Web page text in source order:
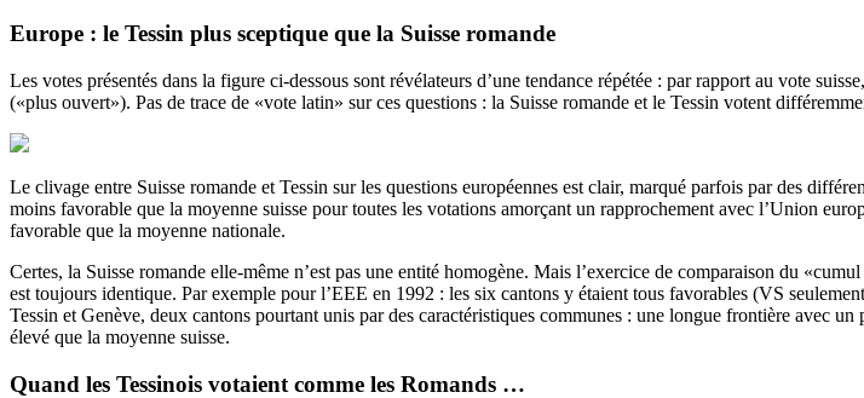
Europe : le Tessin plus sceptique que la Suisse romande
Les votes présentés dans la figure ci-dessous sont révélateurs d’une tendance répétée : par rapport au vote
(«plus ouvert»). Pas de trace de «vote latin» sur ces questions : la Suisse romande et le Tessin votent
Le clivage entre Suisse romande et Tessin sur les questions européennes est clair, marqué parfois par des
moins favorable que la moyenne suisse pour toutes les votations amorçant un rapprochement avec l’Union
favorable que la moyenne nationale.
Certes, la Suisse romande elle-même n’est pas une entité homogène. Mais l’exercice de comparaison du
est toujours identique. Par exemple pour l’EEE en 1992 : les six cantons y étaient tous favorables (VS
Tessin et Genève, deux cantons pourtant unis par des caractéristiques communes : une longue frontière avec
élevé que la moyenne suisse.
Quand les Tessinois votaient comme les Romands …